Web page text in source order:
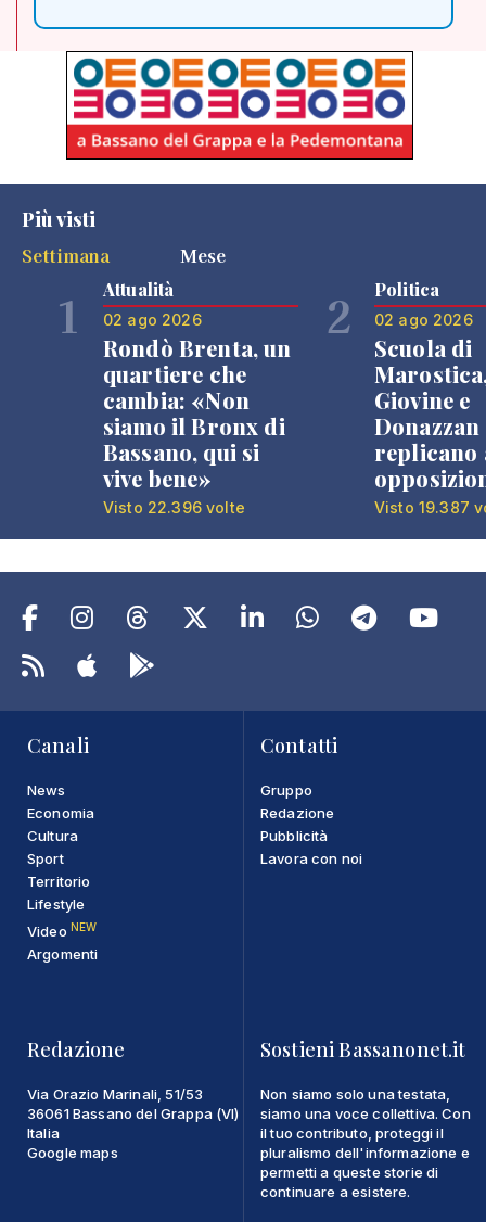
Più visti
Settimana
Mese
1 Attualità
02 ago 2026
Rondò Brenta, un
quartiere che
cambia: «Non
siamo il Bronx di
Bassano, qui si
vive bene»
Visto 22.396 volte
2 Politica
02 ago 2026
Scuola di
Giovine e
Donazzan
replicano
Visto 19.387
Canali
News
Economia
Cultura
Sport
Territorio
Lifestyle
Video NEW
Argomenti
Contatti
Gruppo
Redazione
Pubblicità
Lavora con noi
Redazione
Via Orazio Marinali, 51/53
36061 Bassano del Grappa (VI)
Italia
Google maps
Sostieni Bassanonet.it
Non siamo solo una testata,
siamo una voce collettiva. Con
il tuo contributo, proteggi il
pluralismo dell'informazione e
permetti a queste storie di
continuare a esistere.